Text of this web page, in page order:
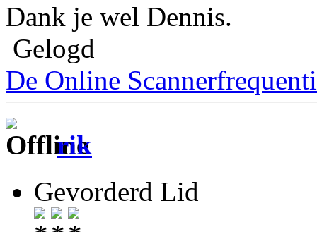
Dank je wel Dennis.
Gelogd
De Online
rik
Gevorderd Lid